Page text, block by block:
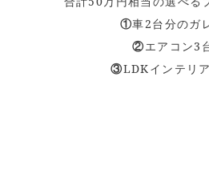
①車2台分のガ
②エアコン3
③LDKインテリ